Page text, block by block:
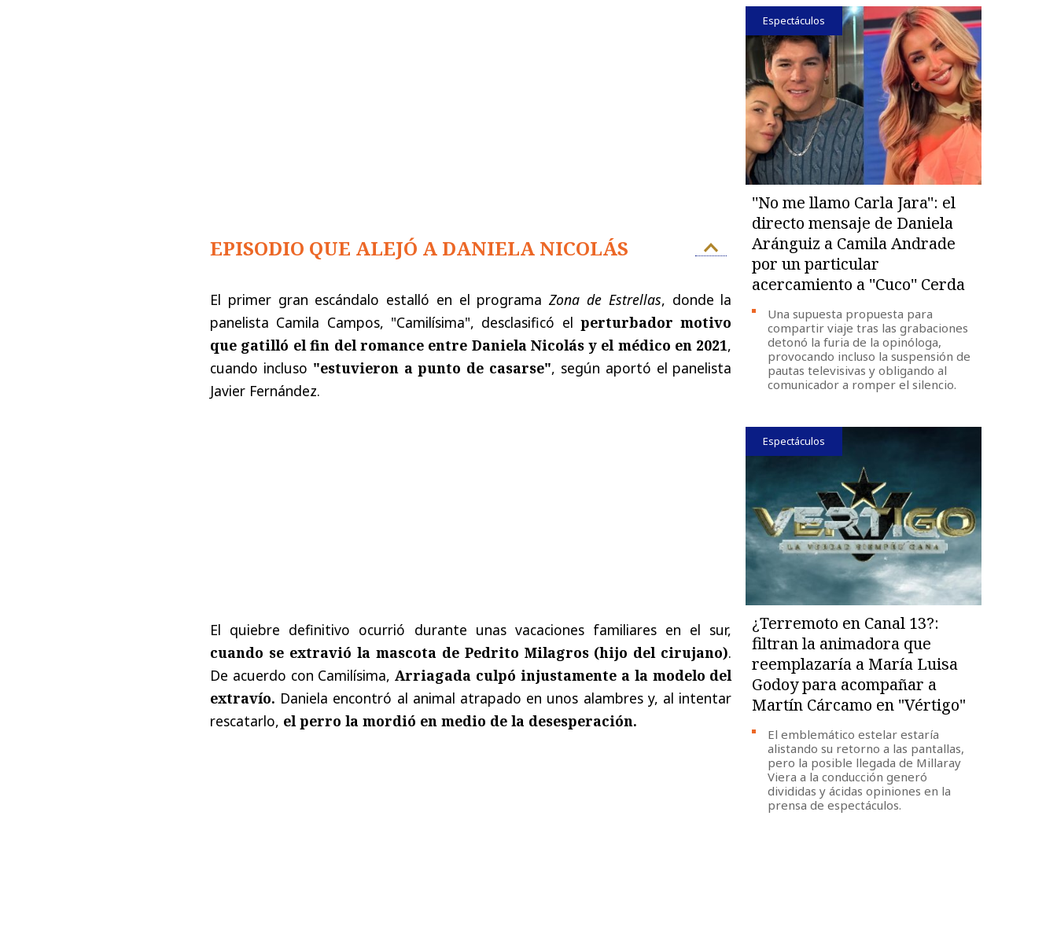
EPISODIO QUE ALEJÓ A DANIELA NICOLÁS
El primer gran escándalo estalló en el programaZona de Estrellas, donde la
panelista Camila Campos, "Camilísima", desclasificó el perturbador motivo
que gatilló el fin del romance entre Daniela Nicolás y el médico en 2021,
cuando incluso "estuvieron a punto de casarse", según aportó el panelista
Javier Fernández.
El quiebre definitivo ocurrió durante unas vacaciones familiares en el sur,
cuando se extravió la mascota de Pedrito Milagros (hijo del cirujano).
De acuerdo con Camilísima,Arriagada culpó injustamente a la modelo del
extravío. Daniela encontró al animal atrapado en unos alambres y, al intentar
rescatarlo, el perro la mordió en medio de la desesperación.
Espectáculos
''No me llamo Carla Jara'': el
directo mensaje de Daniela
Aránguiz a Camila Andrade
por un particular
acercamiento a ''Cuco'' Cerda
Una supuesta propuesta para
compartir viaje tras las grabaciones
detonó la furia de la opinóloga,
provocando incluso la suspensión de
pautas televisivas y obligando al
comunicador a romper el silencio.
Espectáculos
¿Terremoto en Canal 13?:
filtran la animadora que
reemplazaría a María Luisa
Godoy para acompañar a
Martín Cárcamo en "Vértigo"
El emblemático estelar estaría
alistando su retorno a las pantallas,
pero la posible llegada de Millaray
Viera a la conducción generó
divididas y ácidas opiniones en la
prensa de espectáculos.